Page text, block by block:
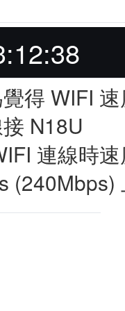
得 WIFI
N18U
連線時
(240Mbps)